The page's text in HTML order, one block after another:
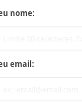
nome:
email: